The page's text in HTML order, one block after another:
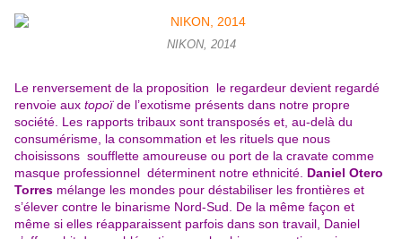
NIKON, 2014
Le renversement de la proposition le regardeur devient regardé
renvoie aux topoïde l’exotisme présents dans notre propre
société. Les rapports tribaux sont transposés et, au-delà du
consumérisme, la consommation et les rituels que nous
choisissons soufflette amoureuse ou port de la cravate comme
masque professionnel déterminent notre ethnicité. Daniel Otero
Torres mélange les mondes pour déstabiliser les frontières et
s’élever contre le binarisme Nord-Sud. De la même façon et
même si elles réapparaissent parfois dans son travail, Daniel